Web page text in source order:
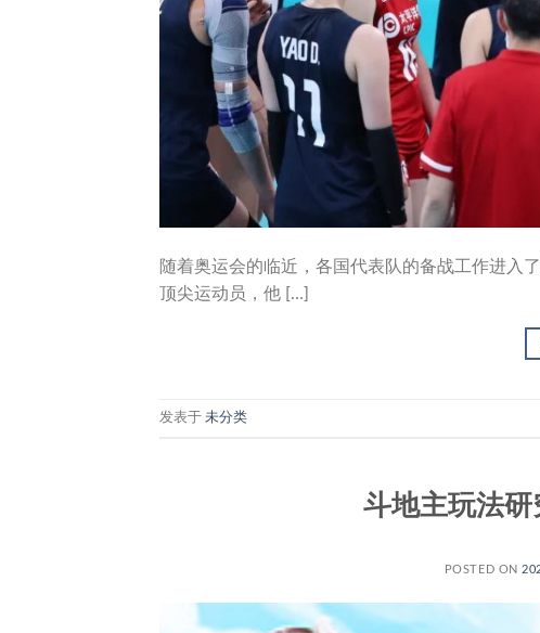
随着奥运会的临近，各国代表队的备战工作进入
顶尖运动员，他 […]
发表于 未分类
斗地主玩法
POSTED ON